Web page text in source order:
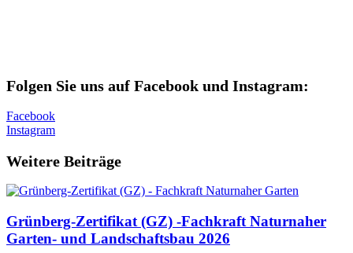
Folgen Sie uns auf Facebook und Instagram:
Facebook
Instagram
Weitere Beiträge
Grünberg-Zertifikat (GZ) -Fachkraft Naturnaher
Garten- und Landschaftsbau 2026